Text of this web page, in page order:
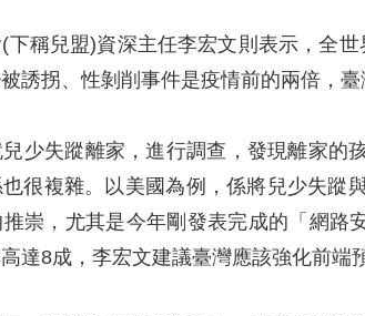
下稱兒盟)資深主任李宏文則表示，全
誘拐、性剝削事件是疫情前的兩倍，臺
少失蹤離家，進行調查，發現離家的
很複雜。以美國為例，係將兒少失蹤
崇，尤其是今年剛發表完成的「網
達8成，李宏文建議臺灣應該強化前端